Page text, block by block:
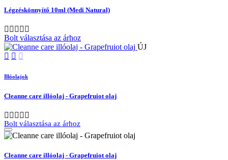
Légzéskönnyítő 10ml (Medi Natural)
Bolt választása az árhoz
ÚJ
Illóolajok
Cleanne care illóolaj - Grapefruiot olaj
Bolt választása az árhoz
Cleanne care illóolaj - Grapefruiot olaj